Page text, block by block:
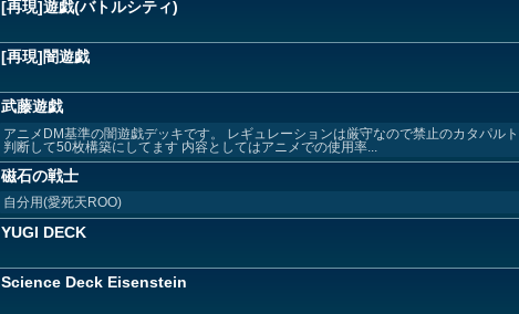
[再現]遊戯(バトルシティ)
[再現]闇遊戯
武藤遊戯
アニメDM基準の闇遊戯デッキです。 レギュレーションは厳守なので禁止のカタパル
判断して50枚構築にしてます 内容としてはアニメでの使用率...
磁石の戦士
自分用(愛死天ROO)
YUGI DECK
Science Deck Eisenstein